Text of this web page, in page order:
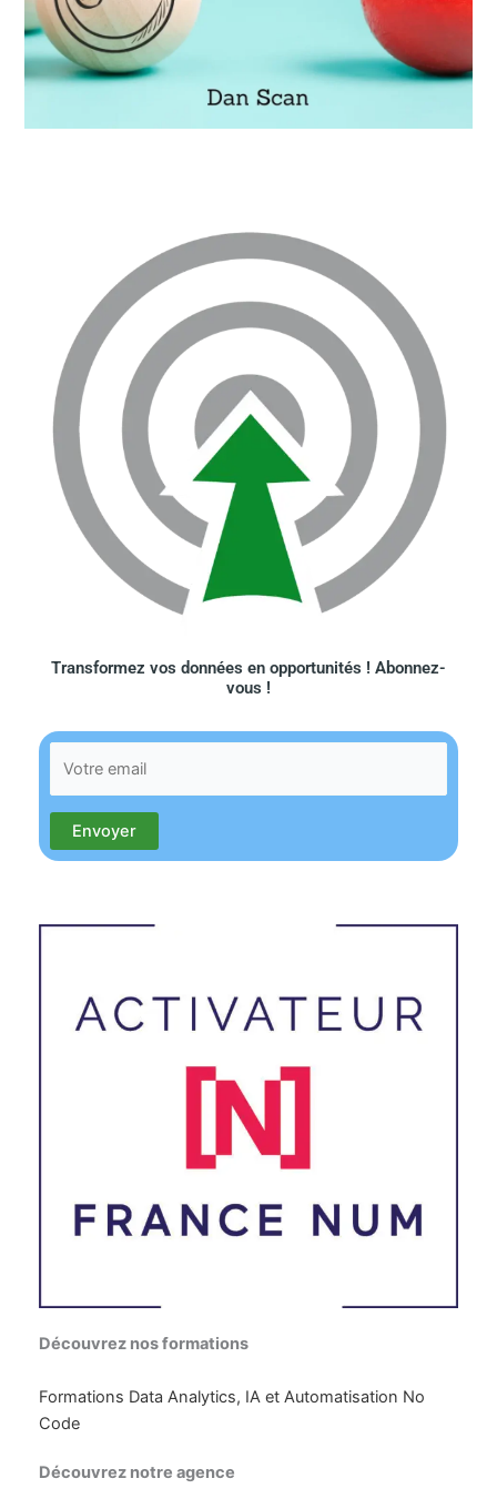
Transformez vos données en opportunités ! Abonnez-
vous !​
Découvrez nos formations
Formations Data Analytics, IA et Automatisation No
Code
Découvrez notre agence